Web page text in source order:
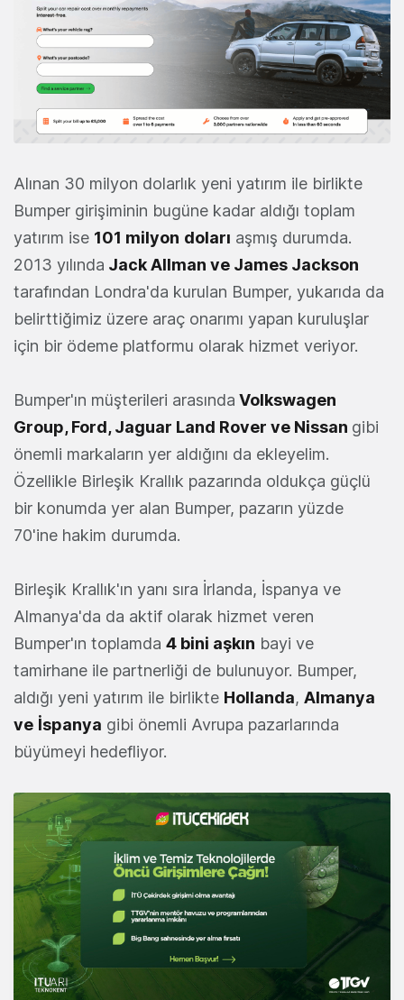
Alınan 30 milyon dolarlık yeni yatırım ile birlikte
Bumper girişiminin bugüne kadar aldığı toplam
yatırım ise 101 milyon doları aşmış durumda.
2013 yılında Jack Allman ve James Jackson
tarafından Londra'da kurulan Bumper, yukarıda da
belirttiğimiz üzere araç onarımı yapan kuruluşlar
için bir ödeme platformu olarak hizmet veriyor.
Bumper'ın müşterileri arasında Volkswagen
Group, Ford, Jaguar Land Rover ve Nissan gibi
önemli markaların yer aldığını da ekleyelim.
Özellikle Birleşik Krallık pazarında oldukça güçlü
bir konumda yer alan Bumper, pazarın yüzde
70'ine hakim durumda.
Birleşik Krallık'ın yanı sıra İrlanda, İspanya ve
Almanya'da da aktif olarak hizmet veren
Bumper'ın toplamda 4 bini aşkın bayi ve
tamirhane ile partnerliği de bulunuyor. Bumper,
aldığı yeni yatırım ile birlikte Hollanda, Almanya
ve İspanya gibi önemli Avrupa pazarlarında
büyümeyi hedefliyor.